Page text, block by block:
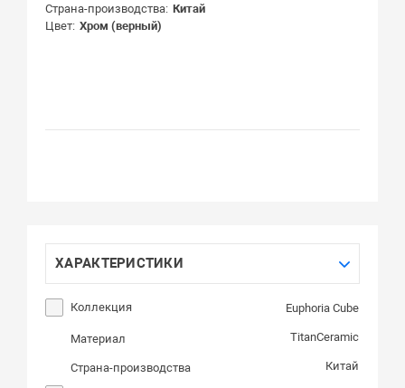
Страна-производства Китай
Цвет Хром (верный)
ХАРАКТЕРИСТИКИ
Коллекция Euphoria Cube
Материал TitanCeramic
Страна-производства Китай